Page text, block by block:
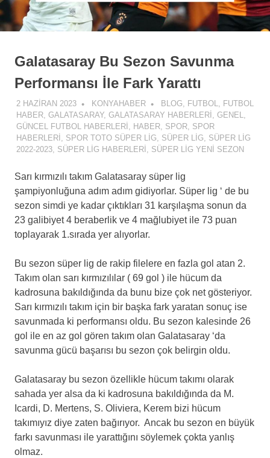
Galatasaray Bu Sezon Savunma
Performansı İle Fark Yarattı
2 HAZIRAN 2023 KONYAHABER BLOG, FUTBOL, FUTBOL
HABER, GALATASARAY, GALATASARAY HABERLERI , GENEL,
GÜNCEL FUTBOL HABERLERI , HABER, SPOR, SPOR
HABERLERI , SPOR TOTO SÜPER LIG, SÜPER LIG, SÜPER LIG
2022-2023, SÜPER LIG HABERLERI , SÜPER LIG YENI SEZON
Sarı kırmızılı takım Galatasaray süper lig
şampiyonluğuna adım adım gidiyorlar. Süper lig ‘ de bu
sezon simdi ye kadar çıktıkları 31 karşılaşma sonun da
23 galibiyet 4 beraberlik ve 4 mağlubiyet ile 73 puan
toplayarak 1.sırada yer alıyorlar.
Bu sezon süper lig de rakip filelere en fazla gol atan 2.
Takım olan sarı kırmızılılar ( 69 gol ) ile hücum da
kadrosuna bakıldığında da bunu bize çok net gösteriyor.
Sarı kırmızılı takım için bir başka fark yaratan sonuç ise
savunmada ki performansı oldu. Bu sezon kalesinde 26
gol ile en az gol gören takım olan Galatasaray ‘da
savunma gücü başarısı bu sezon çok belirgin oldu.
Galatasaray bu sezon özellikle hücum takımı olarak
sahada yer alsa da ki kadrosuna bakıldığında da M.
Icardi, D. Mertens, S. Oliviera, Kerem bizi hücum
takımıyız diye zaten bağırıyor. Ancak bu sezon en büyük
farkı savunması ile yarattığını söylemek çokta yanlış
olmaz.